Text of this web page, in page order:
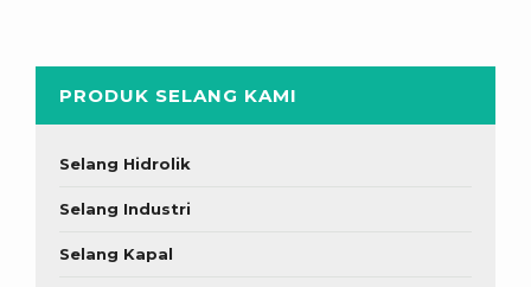
PRODUK SELANG KAMI
Selang Hidrolik
Selang Industri
Selang Kapal